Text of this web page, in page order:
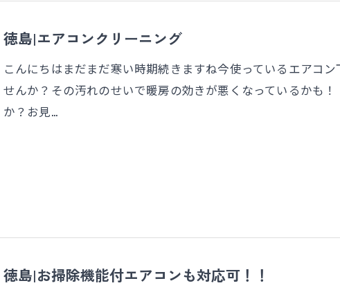
徳島|エアコンクリーニング
こんにちはまだまだ寒い時期続きますね今使っているエアコ
せんか？その汚れのせいで暖房の効きが悪くなっているかも
か？お見…
徳島|お掃除機能付エアコンも対応可！！